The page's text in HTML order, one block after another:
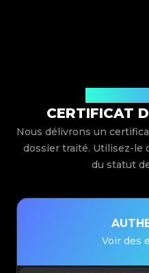
CERTIFICAT
Nous délivrons un
dossier traité. Utilisez-le
du statut
Voir des